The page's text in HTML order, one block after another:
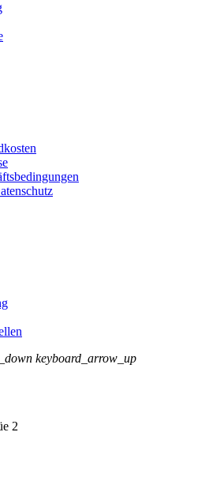
keyboard_arrow_up
2